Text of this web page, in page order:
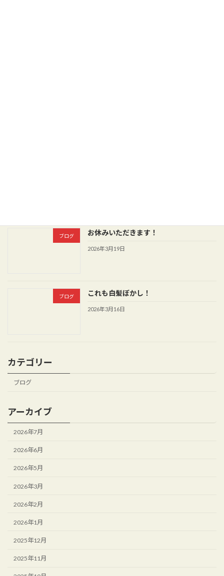
ブログ お休みいただきます！
2026年3月19日
ブログ これも白髪ぼかし！
2026年3月16日
カテゴリー
ブログ
アーカイブ
2026年7月
2026年6月
2026年5月
2026年3月
2026年2月
2026年1月
2025年12月
2025年11月